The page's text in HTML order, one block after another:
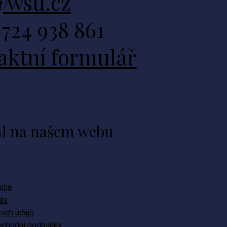
938 861
formulář
na našem webu
údajů